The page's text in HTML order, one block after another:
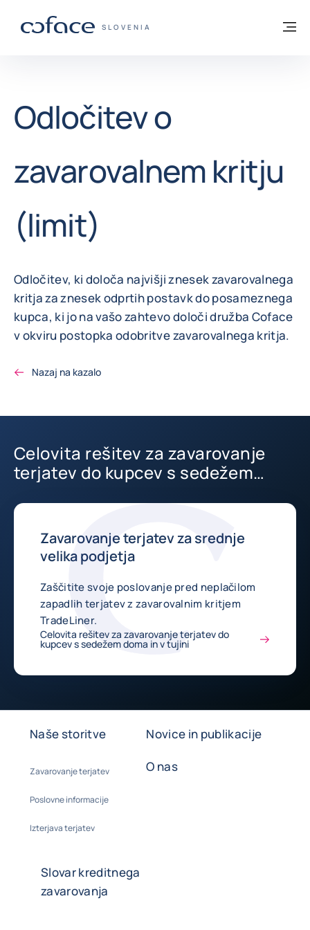
COFACE - ZAČETNA STRAN
SLOVENIA
Domov
Odločitev o
zavarovalnem kritju
(limit)
Odločitev, ki določa najvišji znesek zavarovalnega
kritja za znesek odprtih postavk do posameznega
kupca, ki jo na vašo zahtevo določi družba Coface
v okviru postopka odobritve zavarovalnega kritja.
Nazaj na kazalo
Celovita rešitev za zavarovanje
terjatev do kupcev s sedežem
Zavarovanje terjatev za srednje
velika podjetja
Zaščitite svoje poslovanje pred neplačilom
zapadlih terjatev z zavarovalnim kritjem
TradeLiner.
Celovita rešitev za zavarovanje terjatev do
kupcev s sedežem doma in v tujini
Naše storitve
Zavarovanje terjatev
Poslovne informacije
Izterjava terjatev
Novice in publikacije
O nas
Slovar kreditnega
zavarovanja